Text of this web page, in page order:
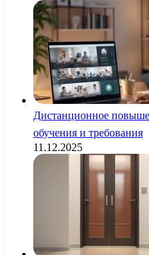
Дистанционное
обучения и требования
11.12.2025